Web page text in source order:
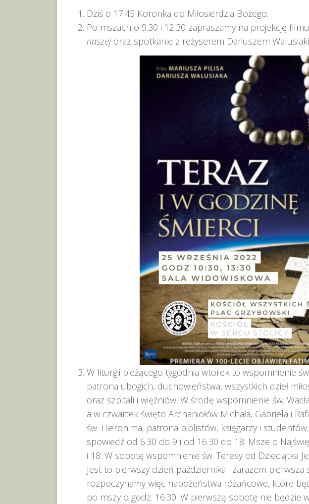
Dziś o 17.45 Koronka do Miłosierdzia Bożego.
Po mszach o 9.30 i 12.30 zapraszamy na projekcję filmu
naszejoraz spotkanie z reżyserem Dariuszem
W liturgii bieżącego tygodnia wtorek to wspomnienie
patrona ubogich, duchowieństwa, wszystkich dzieł
oraz szpitali i więźniów. W środę wspomnienie św.
a w czwartek święto Archaniołów Michała, Gabriela i
św. Hieronima, patrona biblistów, księgarzy i
spowiedź od 6.30 do 9 i od 16.30 do 18. Msze o
i 18. W sobotę wspomnienie św. Teresy od Dzieciątka
Jest to pierwszy dzień października i zarazem pierwsza
rozpoczynamy więc nabożeństwa różańcowe, które
po mszy o godz. 16.30. W pierwszą sobotę nie będzie